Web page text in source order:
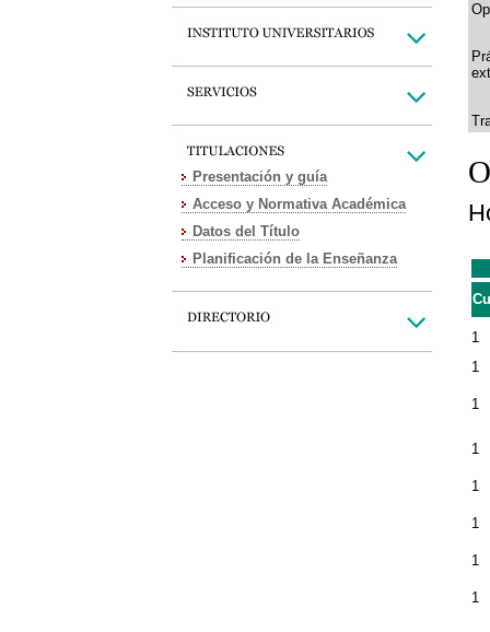
Presentación y guía
Acceso y Normativa Académica
Datos del Título
Planificación de la Enseñanza
1
1
1
1
1
1
1
1